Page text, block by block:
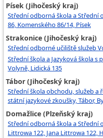
Písek (Jihočeský kraj)
Střední odborná škola a Střední
86, Komenského 86/14, Písek
Strakonice (Jihočeský kraj)
Střední odborné učiliště služeb
Střední škola a Jazyková škola s
Volyně, Lidická 135
Tábor (Jihočeský kraj)
Střední škola obchodu, služeb a
státní jazykové zkoušky, Tábor,
Domažlice (Plzeňský kraj)
Střední odborná škola a Střední
Littrowa 122, Jana Littrowa 122,